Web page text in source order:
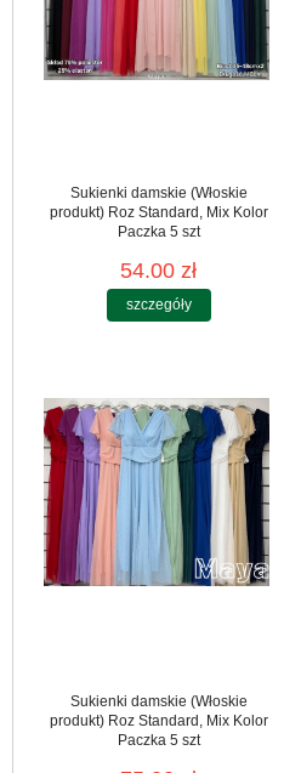
Sukienki damskie (Włoskie
produkt) Roz Standard, Mix Kolor
Paczka 5 szt
54.00 zł
szczegóły
Sukienki damskie (Włoskie
produkt) Roz Standard, Mix Kolor
Paczka 5 szt